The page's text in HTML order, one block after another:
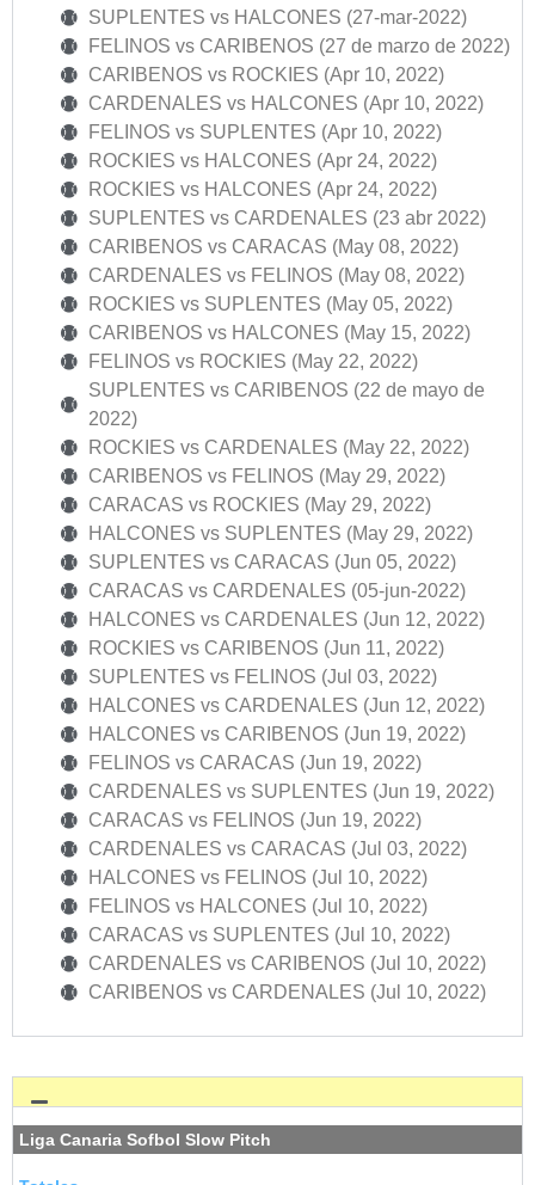
SUPLENTES vs HALCONES (27-mar-2022)
FELINOS vs CARIBENOS (27 de marzo de 2022)
CARIBENOS vs ROCKIES (Apr 10, 2022)
CARDENALES vs HALCONES (Apr 10, 2022)
FELINOS vs SUPLENTES (Apr 10, 2022)
ROCKIES vs HALCONES (Apr 24, 2022)
ROCKIES vs HALCONES (Apr 24, 2022)
SUPLENTES vs CARDENALES (23 abr 2022)
CARIBENOS vs CARACAS (May 08, 2022)
CARDENALES vs FELINOS (May 08, 2022)
ROCKIES vs SUPLENTES (May 05, 2022)
CARIBENOS vs HALCONES (May 15, 2022)
FELINOS vs ROCKIES (May 22, 2022)
SUPLENTES vs CARIBENOS (22 de mayo de
2022)
ROCKIES vs CARDENALES (May 22, 2022)
CARIBENOS vs FELINOS (May 29, 2022)
CARACAS vs ROCKIES (May 29, 2022)
HALCONES vs SUPLENTES (May 29, 2022)
SUPLENTES vs CARACAS (Jun 05, 2022)
CARACAS vs CARDENALES (05-jun-2022)
HALCONES vs CARDENALES (Jun 12, 2022)
ROCKIES vs CARIBENOS (Jun 11, 2022)
SUPLENTES vs FELINOS (Jul 03, 2022)
HALCONES vs CARDENALES (Jun 12, 2022)
HALCONES vs CARIBENOS (Jun 19, 2022)
FELINOS vs CARACAS (Jun 19, 2022)
CARDENALES vs SUPLENTES (Jun 19, 2022)
CARACAS vs FELINOS (Jun 19, 2022)
CARDENALES vs CARACAS (Jul 03, 2022)
HALCONES vs FELINOS (Jul 10, 2022)
FELINOS vs HALCONES (Jul 10, 2022)
CARACAS vs SUPLENTES (Jul 10, 2022)
CARDENALES vs CARIBENOS (Jul 10, 2022)
CARIBENOS vs CARDENALES (Jul 10, 2022)
Liga Canaria Sofbol Slow Pitch